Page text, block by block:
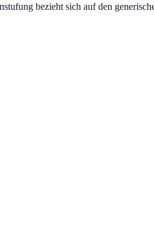
bezieht sich auf den